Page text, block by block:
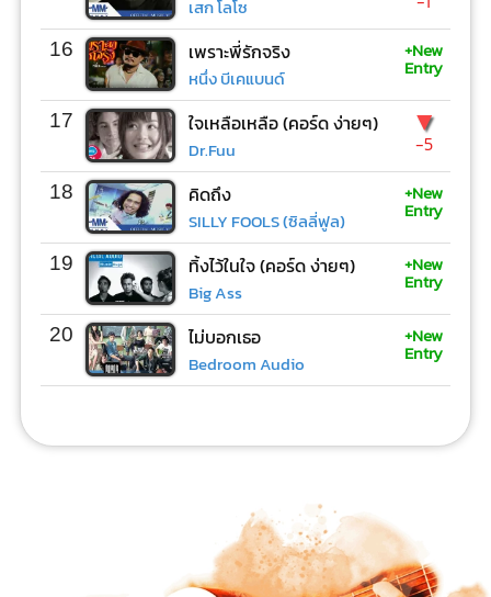
เสก โลโซ
16 เพราะพี่รักจริง
หนึ่ง บีเคแบนด์
+New
Entry
17 ใจเหลือเหลือ (คอร์ด ง่ายๆ)
Dr.Fuu
▼
-5
18 คิดถึง
SILLY FOOLS (ซิลลี่ฟูล)
+New
Entry
19 ทิ้งไว้ในใจ (คอร์ด ง่ายๆ)
Big Ass
+New
Entry
20 ไม่บอกเธอ
Bedroom Audio
+New
Entry